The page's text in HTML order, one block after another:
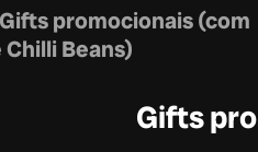
Gifts promocionais (com
Beans)
Gifts